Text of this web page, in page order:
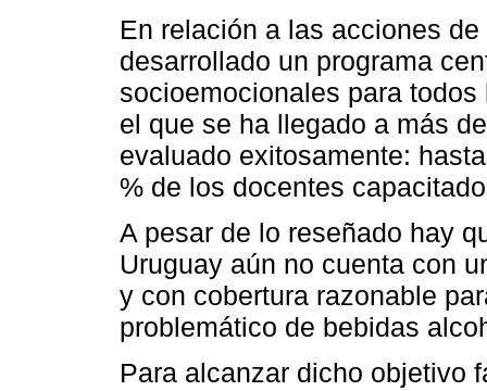
En relación a las acciones
desarrollado un programa
socioemocionales para
el que se ha llegado a más
evaluado exitosamente:
% de los docentes
A pesar de lo reseñado hay
Uruguay aún no cuenta con
y con cobertura razonable
problemático de bebidas
Para alcanzar dicho objetivo